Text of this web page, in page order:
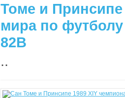
Томе и
мира по
82В
..